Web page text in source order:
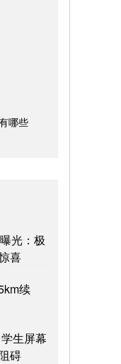
哪些
光：极
喜
续
生屏幕
碍